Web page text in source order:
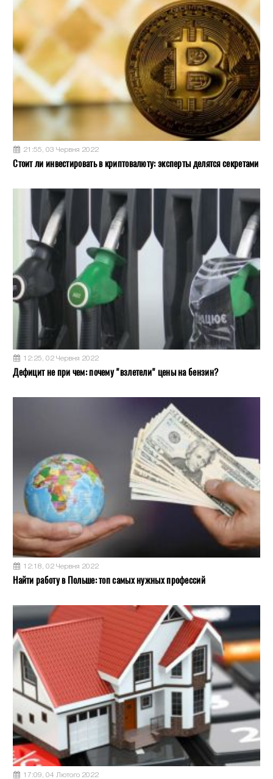
21:55, 03 Червня 2022
Стоит ли инвестировать в криптовалюту: эксперты делятся секретами
12:25, 02 Червня 2022
Дефицит не при чем: почему "взлетели" цены на бензин?
12:18, 02 Червня 2022
Найти работу в Польше: топ самых нужных профессий
17:09, 04 Лютого 2022